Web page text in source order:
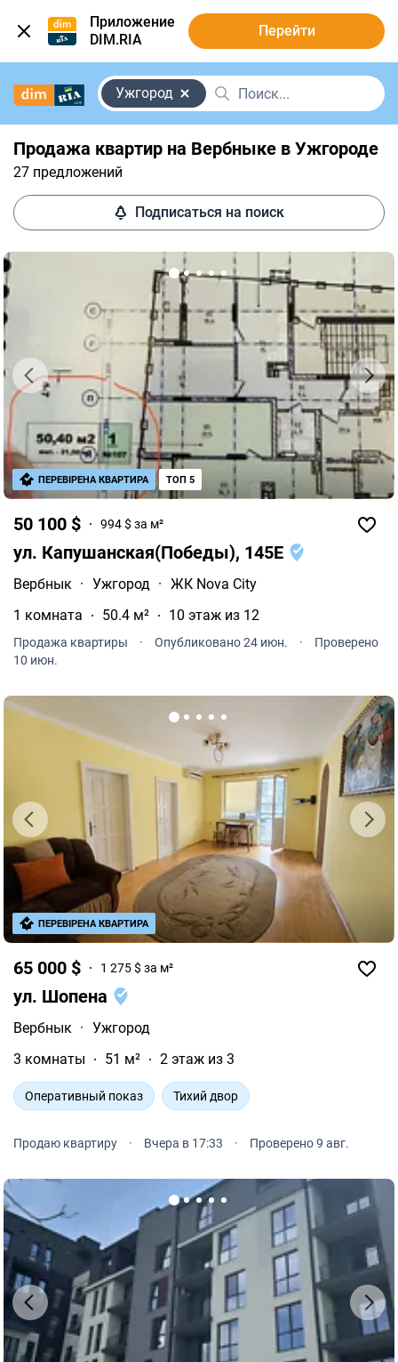
Приложение
DIM.RIA
Перейти
Ужгород
Продажа квартир на Вербныке в Ужгороде
27 предложений
Подписаться на поиск
50 100 $ 994 $ за м²
ул. Капушанская(Победы), 145Е
Вербнык · Ужгород · ЖК Nova City
1 комната
50.4 м² 10 этаж из 12
Продажа квартиры · Опубликовано 24 июн. ·
Проверено
10 июн.
ПЕРЕВІРЕНА КВАРТИРА ТОП 5
65 000 $ 1 275 $ за м²
ул. Шопена
Вербнык · Ужгород
3 комнаты
51 м² 2 этаж из 3
Оперативный показ Тихий двор
Продаю квартиру · Вчера в 17:33 · Проверено 9 авг.
ПЕРЕВІРЕНА КВАРТИРА